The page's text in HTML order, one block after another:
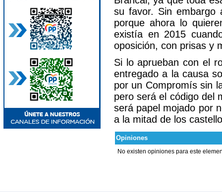
su favor. Sin embargo
porque ahora lo
existía en 2015
oposición, con prisas y
Si lo aprueban con el
entregado a la causa
por un Compromís sin
pero será el código del
será papel mojado por
a la mitad de los
Opiniones
No existen opiniones para este